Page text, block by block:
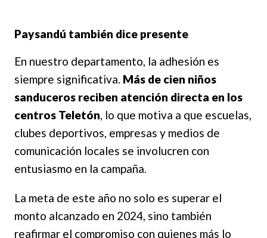
Paysandú también dice presente
En nuestro departamento, la adhesión es
siempre significativa. Más de cien niños
sanduceros reciben atención directa en los
centros Teletón, lo que motiva a que escuelas,
clubes deportivos, empresas y medios de
comunicación locales se involucren con
entusiasmo en la campaña.
La meta de este año no solo es superar el
monto alcanzado en 2024, sino también
reafirmar el compromiso con quienes más lo